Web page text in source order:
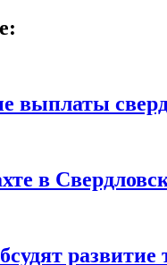
выплаты
в
развитие